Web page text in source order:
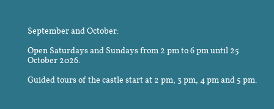
September and October:
Open Saturdays and Sundays from 2 pm to 6 pm until 25
October 2026.
Guided tours of the castle start at 2 pm, 3 pm, 4 pm and 5 pm.